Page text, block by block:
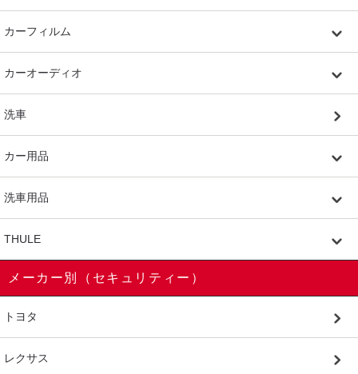
カーフィルム
カーオーディオ
洗車
カー用品
洗車用品
THULE
メーカー別（セキュリティー）
トヨタ
レクサス